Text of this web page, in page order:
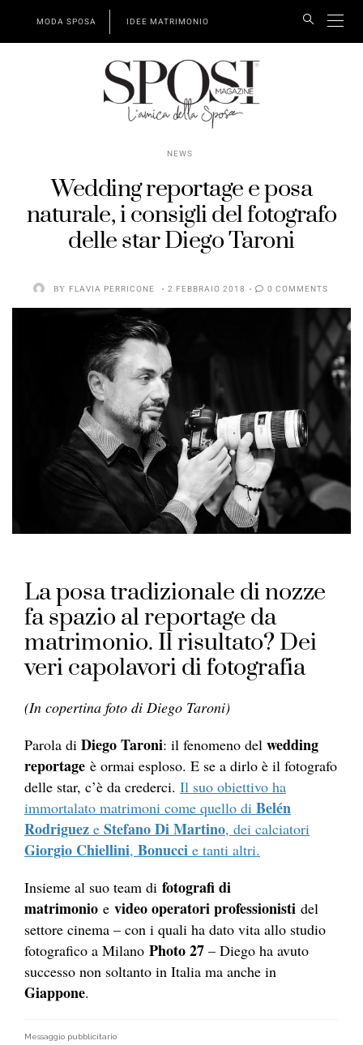
MODA SPOSA IDEE MATRIMONIO
NEWS
Wedding reportage e posa
naturale, i consigli del fotografo
delle star Diego Taroni
BY FLAVIA PERRICONE 2 FEBBRAIO 2018 0 COMMENTS
La posa tradizionale di nozze
fa spazio al reportage da
matrimonio. Il risultato? Dei
veri capolavori di fotografia
(In copertina foto di Diego Taroni)
Parola di Diego Taroni: il fenomeno del wedding
reportage è ormai esploso. E se a dirlo è il fotografo
delle star, c’è da crederci. Il suo obiettivo ha
immortalato matrimoni come quello di Belén
Rodriguez e Stefano Di Martino, dei calciatori
Giorgio Chiellini, Bonucci e tanti altri.
Insieme al suo team di fotografi di
matrimonio e video operatori professionisti del
settore cinema – con i quali ha dato vita allo studio
fotografico a Milano Photo 27 – Diego ha avuto
successo non soltanto in Italia ma anche in
Giappone.
Messaggio pubblicitario